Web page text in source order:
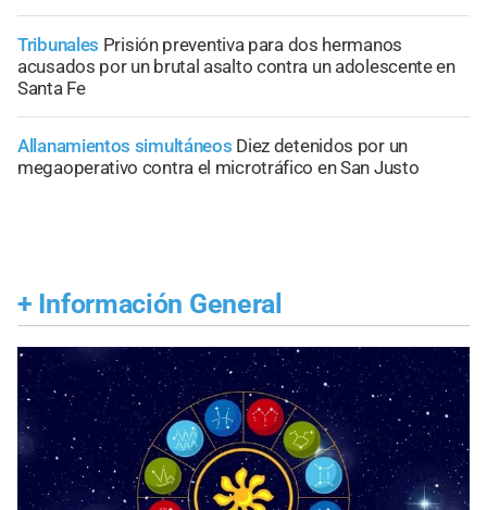
Tribunales Prisión preventiva para dos hermanos
acusados por un brutal asalto contra un adolescente en
Santa Fe
Allanamientos simultáneos Diez detenidos por un
megaoperativo contra el microtráfico en San Justo
+ Información General